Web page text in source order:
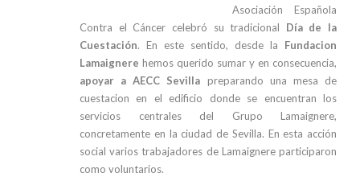
Asociación Española
Contra el Cáncer celebró su tradicional Día de la
Cuestación. En este sentido, desde la Fundacion
Lamaignere hemos querido sumar y en consecuencia,
apoyar a AECC Sevilla preparando una mesa de
cuestacion en el edificio donde se encuentran los
servicios centrales del Grupo Lamaignere,
concretamente en la ciudad de Sevilla. En esta acción
social varios trabajadores de Lamaignere participaron
como voluntarios.